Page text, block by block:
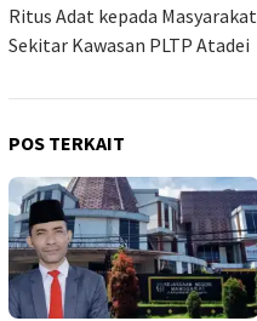
Ritus Adat kepada Masyarakat
Sekitar Kawasan PLTP Atadei
POS TERKAIT